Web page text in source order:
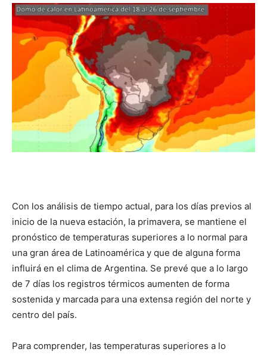
::
La
lo
Con los análisis de tiempo actual, para los días previos al
inicio de la nueva estación, la primavera, se mantiene el
pronóstico de temperaturas superiores a lo normal para
una gran área de Latinoamérica y que de alguna forma
influirá en el clima de Argentina. Se prevé que a lo largo
de 7 días los registros térmicos aumenten de forma
sostenida y marcada para una extensa región del norte y
centro del país.
Para comprender, las temperaturas superiores a lo